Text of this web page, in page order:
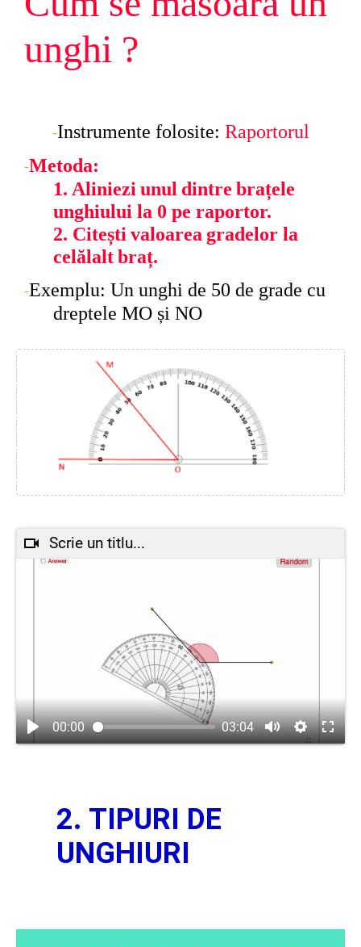
unghi ?
-Instrumente folosite: Raportorul
-Metoda:
1. Aliniezi unul dintre brațele
unghiului la 0 pe raportor.
2. Citești valoarea gradelor la
celălaltbraț.
-Exemplu: Un unghi de 50 de grade cu
dreptele MO și NO
Scrie un titlu...
00:00 03:04
2. TIPURI DE
UNGHIURI